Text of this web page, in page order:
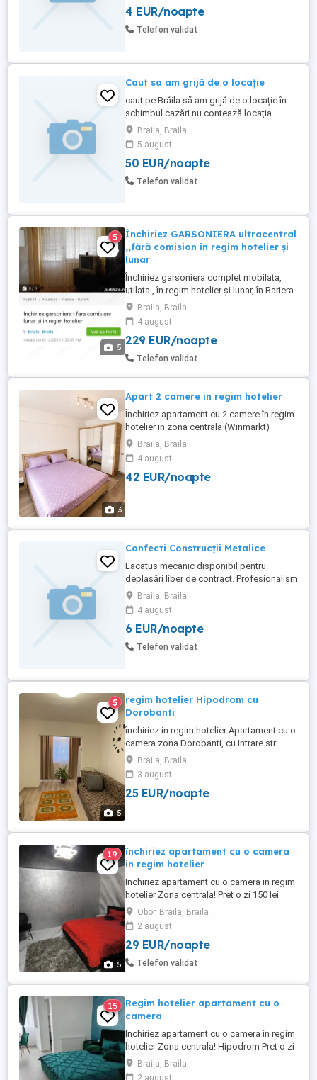
Zugrăveli Disponibil imediat Disponibil și
pentru Deplasări doar in Tara dacă e cazu
4 EUR/noapte
Telefon validat
Caut sa am grijă de o locație
caut pe Brăila să am grijă de o locație în
schimbul cazări nu contează locația
priceput la toate. Sunt deschis pentru ori
ce fel de propunere din partea voastră
Braila, Braila
5 august
50 EUR/noapte
Telefon validat
5
5
Închiriez GARSONIERA ultracentral
,,fără comision în regim hotelier și
lunar
Închiriez garsoniera complet mobilata,
utilata , în regim hotelier și lunar, în Bariera
Călărași, ultracentral. fara comision.
Persoana fizica .
Braila, Braila
4 august
229 EUR/noapte
Telefon validat
3
Apart 2 camere in regim hotelier
Închiriez apartament cu 2 camere în regim
hotelier in zona centrala (Winmarkt)
complet mobilat și utilat, ideal pentru
sejururi de scurtă durată, delegații sau
vacanțe. Apartamentul dispune de
dormitor, living spațios, bucătărie complet
Braila, Braila
4 august
42 EUR/noapte
Confecti Construcții Metalice
Lacatus mecanic disponibil pentru
deplasări liber de contract. Profesionalism
și competență în servicii la standarde
ridicate. Oportunitate perfectă pentru
proiecte industriale sau de construcții.
Contactează-ne pentru mai multe detalii!
Lăcătuș Sudor electric Disponibil imediat
Braila, Braila
4 august
6 EUR/noapte
Telefon validat
5
5
regim hotelier Hipodrom cu
Dorobanti
închiriez in regim hotelier Apartament cu o
camera zona Dorobanti, cu intrare str
Hipodrom, parter, cu vedere stradală, utilat
și mobilat complet.Minim 3 Nopti,
seriozitate.
Braila, Braila
3 august
25 EUR/noapte
5
19
închiriez apartament cu o camera
in regim hotelier
Inchiriez apartament cu o camera in regim
hotelier Zona centrala! Pret o zi 150 lei
DOTARI SI FACILITATI: -Pat matrimonial -
Lenjerii si prosoape bumbac -Centarala
termica -WIFI gratuit -Masina de spalat -
Aragaz -Frigider -Vesela Tacamuri -Smart
Tv Check in 12:00 Check out 11:00
Obor, Braila, Braila
2 august
29 EUR/noapte
Telefon validat
15
Regim hotelier apartament cu o
camera
Inchiriez apartament cu o camera in regim
hotelier Zona centrala! Hipodrom Pret o zi
150 lei DOTARI SI FACILITATI: -Pat
matrimonial -Lenjerii si prosoape bumbac
Braila, Braila
2 august